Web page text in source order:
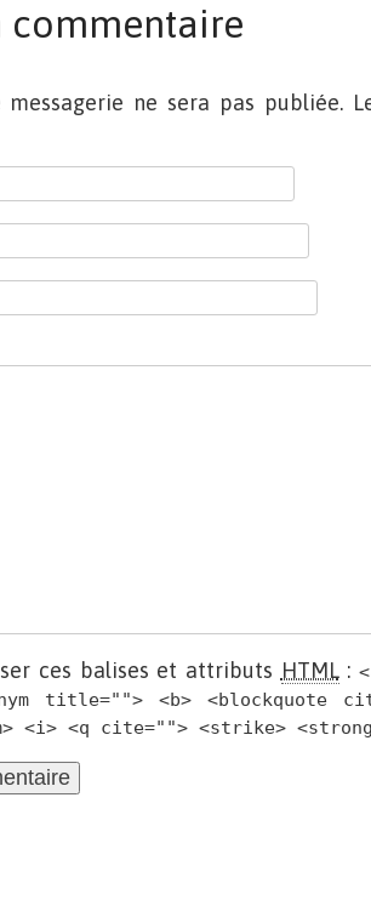
commentaire
messagerie ne sera pas publiée.
ces balises et attributs HTML:
title=""> <b> <blockquote
<i> <q cite=""> <strike>